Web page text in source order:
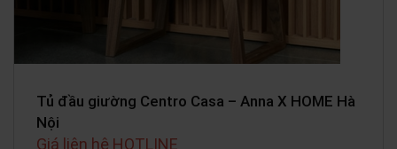
Tủ đầu giường Centro Casa – Anna X HOME Hà
Nội
Giá liên hệ HOTLINE